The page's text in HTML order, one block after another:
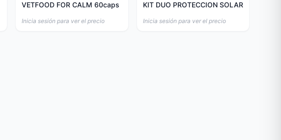
VETFOOD FOR CALM 60caps
Inicia sesión para ver el precio
KIT DUO PROTECCION SOLAR
Inicia sesión para ver el precio